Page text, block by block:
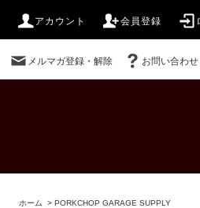
アカウント 会員登録
メルマガ登録・解除 お問い合わせ
ホーム > PORKCHOP GARAGE SUPPLY